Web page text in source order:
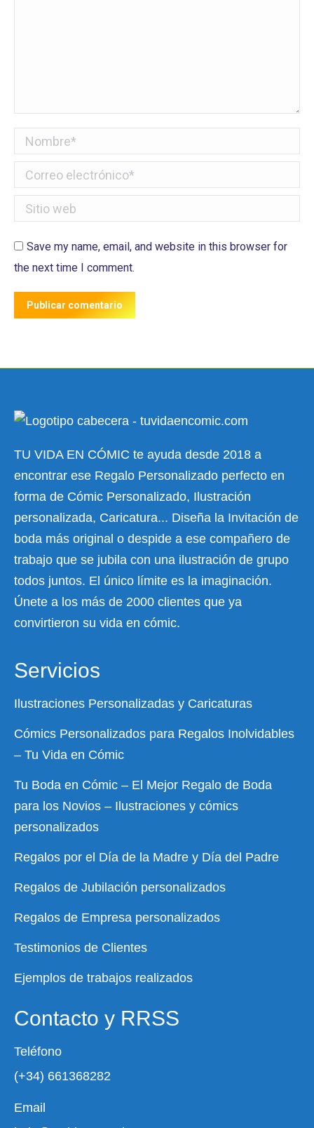
Nombre *
Correo electrónico *
Sitio web
Save my name, email, and website in this browser for
the next time I comment.
Publicar comentario
TU VIDA EN CÓMIC te ayuda desde 2018 a
encontrar ese Regalo Personalizado perfecto en
forma de Cómic Personalizado, Ilustración
personalizada, Caricatura... Diseña la Invitación de
boda más original o despide a ese compañero de
trabajo que se jubila con una ilustración de grupo
todos juntos. El único límite es la imaginación.
Únete a los más de 2000 clientes que ya
convirtieron su vida en cómic.
Servicios
Ilustraciones Personalizadas y Caricaturas
Cómics Personalizados para Regalos Inolvidables
– Tu Vida en Cómic
Tu Boda en Cómic – El Mejor Regalo de Boda
para los Novios – Ilustraciones y cómics
personalizados
Regalos por el Día de la Madre y Día del Padre
Regalos de Jubilación personalizados
Regalos de Empresa personalizados
Testimonios de Clientes
Ejemplos de trabajos realizados
Contacto y RRSS
Teléfono
(+34) 661368282
Email